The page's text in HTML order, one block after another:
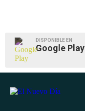
DISPONIBLE EN
Google Play